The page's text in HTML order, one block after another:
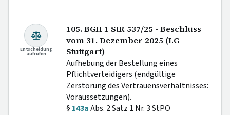
Entscheidung
aufrufen
105. BGH 1 StR 537/25 - Beschluss
vom 31. Dezember 2025 (LG
Stuttgart)
Aufhebung der Bestellung eines
Pflichtverteidigers (endgültige
Zerstörung des Vertrauensverhältnisses:
Voraussetzungen).
§ 143aAbs. 2 Satz 1 Nr. 3 StPO